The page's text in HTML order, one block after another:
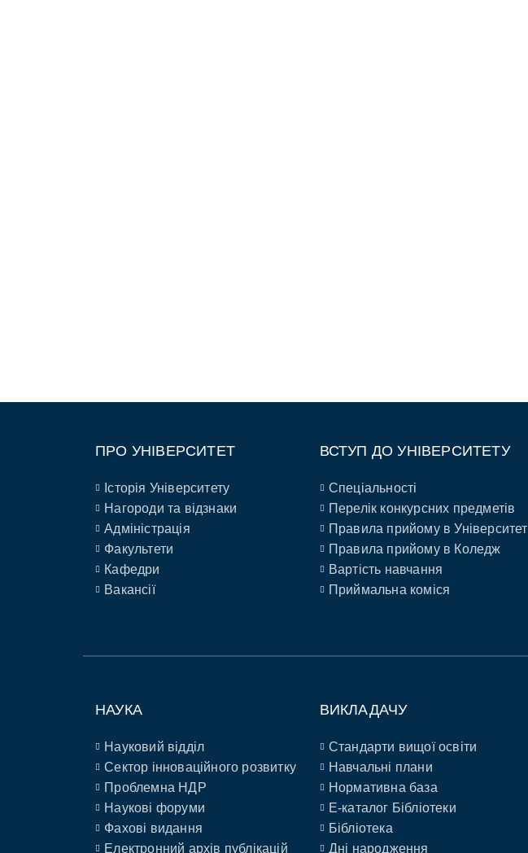
ПРО УНІВЕРСИТЕТ
Історія Університету
Нагороди та відзнаки
Адміністрація
Факультети
Кафедри
Вакансії
ВСТУП ДО УНІВЕРСИТЕТУ
Спеціальності
Перелік конкурсних предметів
Правила прийому в Університет
Правила прийому в Коледж
Вартість навчання
Приймальна коміся
НАУКА
Науковий відділ
Сектор інноваційного розвитку
Проблемна НДР
Наукові форуми
Фахові видання
Електронний архів публікацій
ВИКЛАДАЧУ
Стандарти вищої освіти
Навчальні плани
Нормативна база
E-каталог Бібліотеки
Бібліотека
Дні народження